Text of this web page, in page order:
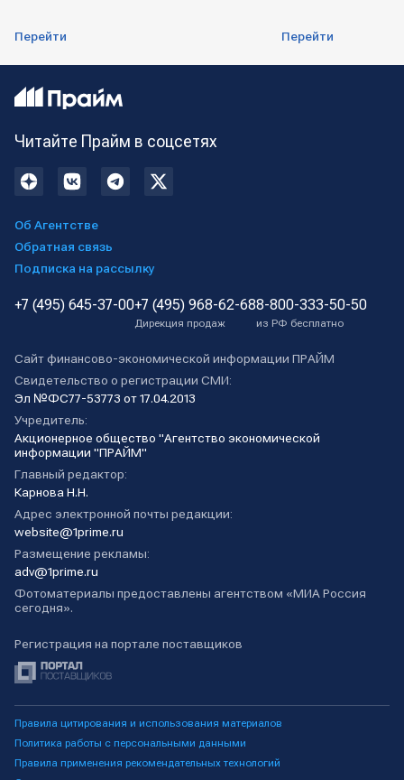
Перейти Перейти
Читайте Прайм в соцсетях
Об Агентстве
Обратная связь
Подписка на рассылку
+7 (495) 645-37-00+7 (495) 968-62-68
Дирекция продаж
8-800-333-50-50
из РФ бесплатно
Сайт финансово-экономической информации ПРАЙМ
Свидетельство о регистрации СМИ:
Эл №ФС77-53773 от 17.04.2013
Учредитель:
Акционерное общество "Агентство экономической
информации "ПРАЙМ"
Главный редактор:
Карнова Н.Н.
Адрес электронной почты редакции:
website@1prime.ru
Размещение рекламы:
adv@1prime.ru
Фотоматериалы предоставлены агентством «МИА Россия
сегодня».
Регистрация на портале поставщиков
Правила цитирования и использования материалов
Политика работы с персональными данными
Правила применения рекомендательных технологий